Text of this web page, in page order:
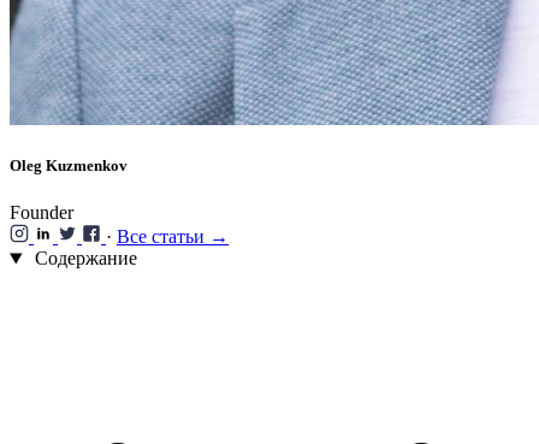
Oleg Kuzmenkov
Founder
· Все статьи →
Содержание